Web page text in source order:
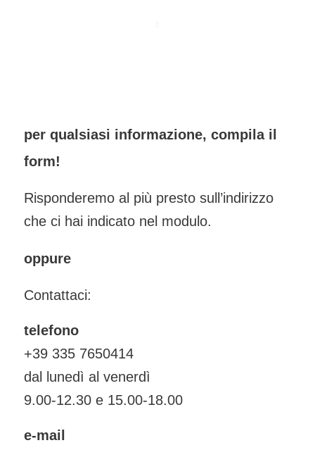
per qualsiasi informazione, compila il
form!
Risponderemo al più presto sull’indirizzo
che ci hai indicato nel modulo.
oppure
Contattaci:
telefono
+39 335 7650414
dal lunedì al venerdì
9.00-12.30 e 15.00-18.00
e-mail